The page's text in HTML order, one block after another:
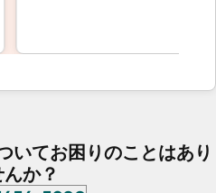
いてお困りのことはあり
んか？